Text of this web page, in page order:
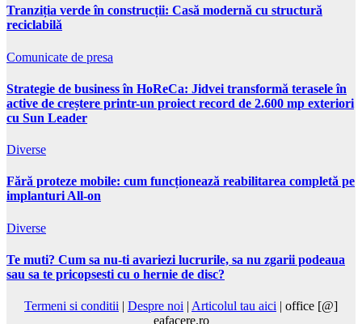
Tranziția verde în construcții: Casă modernă cu structură
reciclabilă
Comunicate de presa
Strategie de business în HoReCa: Jidvei transformă terasele în
active de creștere printr-un proiect record de 2.600 mp exteriori
cu Sun Leader
Diverse
Fără proteze mobile: cum funcționează reabilitarea completă pe
implanturi All-on
Diverse
Te muti? Cum sa nu-ti avariezi lucrurile, sa nu zgarii podeaua
sau sa te pricopsesti cu o hernie de disc?
Termeni si conditii | Despre noi | Articolul tau aici | office [@]
eafacere.ro